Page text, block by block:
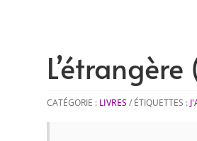
CATÉGORIE : LIVRES ÉTIQUETTES :